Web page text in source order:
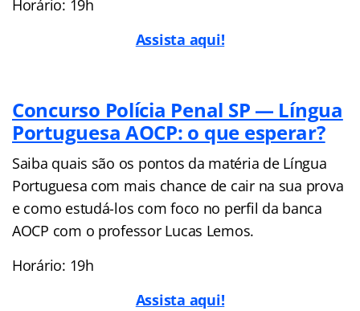
Horário: 19h
Assista aqui!
Concurso Polícia Penal SP — Língua
Portuguesa AOCP: o que esperar?
Saiba quais são os pontos da matéria de Língua
Portuguesa com mais chance de cair na sua prova
e como estudá-los com foco no perfil da banca
AOCP com o professor Lucas Lemos.
Horário: 19h
Assista aqui!